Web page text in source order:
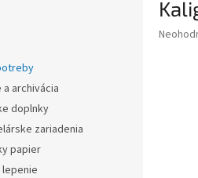
a archivácia
doplnky
zariadenia
papier